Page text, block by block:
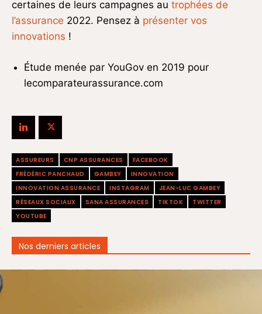
certaines de leurs campagnes au trophées de
l’assurance 2022. Pensez à présenter vos
innovations !
Étude menée par YouGov en 2019 pour
lecomparateurassurance.com
ASSUREURS CNP ASSURANCES
FACEBOOK
FRÉDÉRIC PANCHAUD
GAMBEY
INNOVATION
INNOVATION ASSURANCE
INSTAGRAM
JEAN-LUC GAMBEY
RÉSEAUX SOCIAUX
SANA ASSURANCES TIKTOK
TWITTER
YOUTUBE
Nos derniers articles